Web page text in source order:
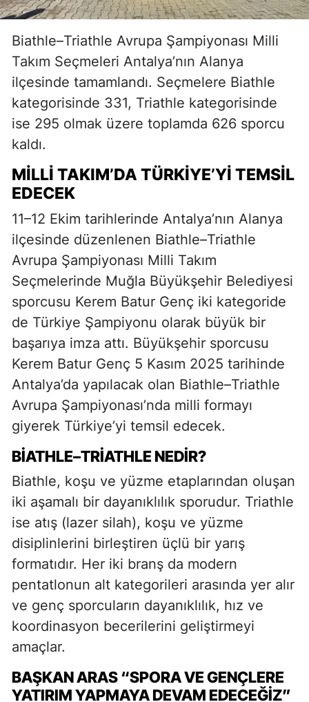
Biathle–Triathle Avrupa Şampiyonası Milli
Takım Seçmeleri Antalya’nın Alanya
ilçesinde tamamlandı. Seçmelere Biathle
kategorisinde 331, Triathle kategorisinde
ise 295 olmak üzere toplamda 626 sporcu
kaldı.
MILLI TAKIM’DA TÜRKIYE’YI TEMSIL
EDECEK
11–12 Ekim tarihlerinde Antalya’nın Alanya
ilçesinde düzenlenen Biathle–Triathle
Avrupa Şampiyonası Milli Takım
Seçmelerinde Muğla Büyükşehir Belediyesi
sporcusu Kerem Batur Genç iki kategoride
de Türkiye Şampiyonu olarak büyük bir
başarıya imza attı. Büyükşehir sporcusu
Kerem Batur Genç 5 Kasım 2025 tarihinde
Antalya’da yapılacak olan Biathle–Triathle
Avrupa Şampiyonası’nda milli formayı
giyerek Türkiye’yi temsil edecek.
BIATHLE–TRIATHLE NEDIR?
Biathle, koşu ve yüzme etaplarından oluşan
iki aşamalı bir dayanıklılık sporudur. Triathle
ise atış (lazer silah), koşu ve yüzme
disiplinlerini birleştiren üçlü bir yarış
formatıdır. Her iki branş da modern
pentatlonun alt kategorileri arasında yer alır
ve genç sporcuların dayanıklılık, hız ve
koordinasyon becerilerini geliştirmeyi
amaçlar.
BAŞKAN ARAS “SPORA VE GENÇLERE
YATIRIM YAPMAYA DEVAM EDECEĞIZ”